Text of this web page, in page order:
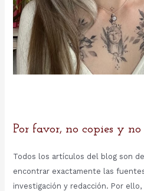
Por favor, no copies y no
Todos los artículos del blog son
encontrar exactamente las
investigación y redacción. Por